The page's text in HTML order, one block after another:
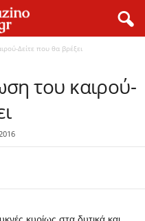
Δείτε που θα βρέξει
του καιρού-